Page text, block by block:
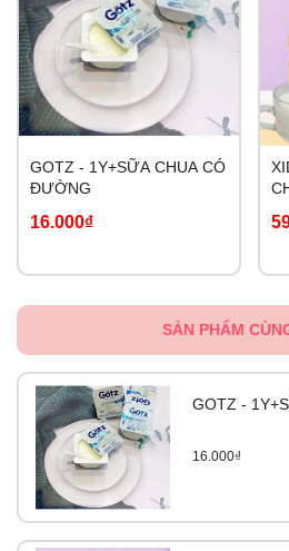
GOTZ - 1Y+SỮA CHUA CÓ
ĐƯỜNG
16.000₫
SẢN PHẨM
GOTZ -
16.000₫